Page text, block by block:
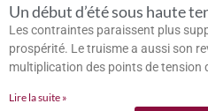
Un début d’été sous haute
Les contraintes paraissent plus
prospérité. Le truisme a aussi son
multiplication des points de tension
Lire la suite »